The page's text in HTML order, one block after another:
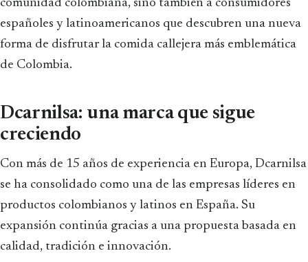
comunidad colombiana, sino también a consumidores
españoles y latinoamericanos que descubren una nueva
forma de disfrutar la comida callejera más emblemática
de Colombia.
Dcarnilsa: una marca que sigue
creciendo
Con más de 15 años de experiencia en Europa, Dcarnilsa
se ha consolidado como una de las empresas líderes en
productos colombianos y latinos en España. Su
expansión continúa gracias a una propuesta basada en
calidad, tradición e innovación.